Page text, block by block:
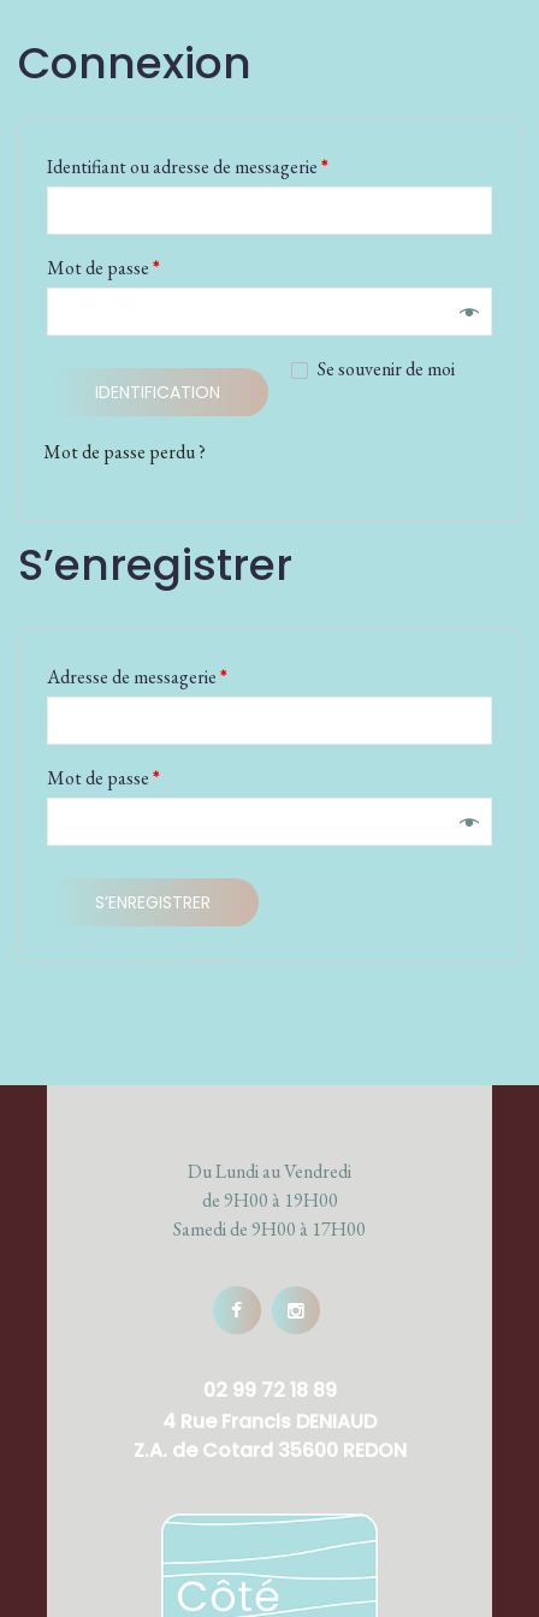
Connexion
Identifiant ou adresse de messagerie*
Mot de passe*
Se souvenir de moi
IDENTIFICATION
Mot de passe perdu ?
S’enregistrer
Adresse de messagerie*
Mot de passe*
S’ENREGISTRER
Du Lundi au Vendredi
de 9H00 à 19H00
Samedi de 9H00 à 17H00
02 99 72 18 89
4 Rue Francis DENIAUD
Z.A. de Cotard 35600 REDON